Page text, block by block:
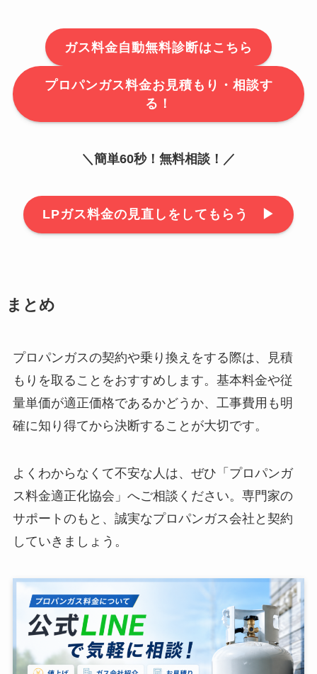
ガス料金自動無料診断はこちら
プロパンガス料金お見積もり・相談す
る！
＼簡単60秒！無料相談！／
LPガス料金の見直しをしてもらう ▶︎
まとめ
プロパンガスの契約や乗り換えをする際は、見積
もりを取ることをおすすめします。基本料金や従
量単価が適正価格であるかどうか、工事費用も明
確に知り得てから決断することが大切です。
よくわからなくて不安な人は、ぜひ「プロパンガ
ス料金適正化協会」へご相談ください。専門家の
サポートのもと、誠実なプロパンガス会社と契約
していきましょう。